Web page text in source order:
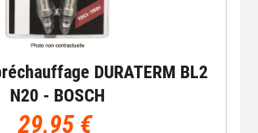
DURATERM BL2
N20 - BOSCH
29,95 €